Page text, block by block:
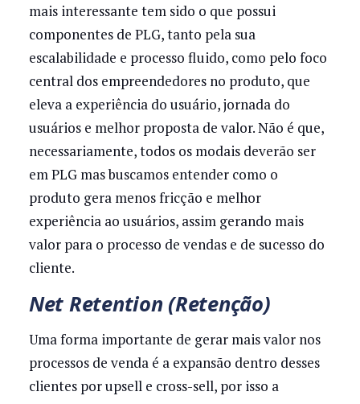
mais interessante tem sido o que possui
componentes de PLG, tanto pela sua
escalabilidade e processo fluido, como pelo foco
central dos empreendedores no produto, que
eleva a experiência do usuário, jornada do
usuários e melhor proposta de valor. Não é que,
necessariamente, todos os modais deverão ser
em PLG mas buscamos entender como o
produto gera menos fricção e melhor
experiência ao usuários, assim gerando mais
valor para o processo de vendas e de sucesso do
cliente.
Net Retention (Retenção)
Uma forma importante de gerar mais valor nos
processos de venda é a expansão dentro desses
clientes por upsell e cross-sell, por isso a